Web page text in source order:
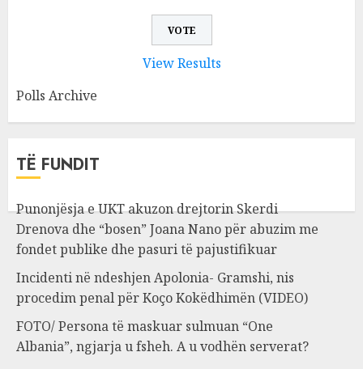
View Results
Polls Archive
TË FUNDIT
Punonjësja e UKT akuzon drejtorin Skerdi
Drenova dhe “bosen” Joana Nano për abuzim me
fondet publike dhe pasuri të pajustifikuar
Incidenti në ndeshjen Apolonia- Gramshi, nis
procedim penal për Koço Kokëdhimën (VIDEO)
FOTO/ Persona të maskuar sulmuan “One
Albania”, ngjarja u fsheh. A u vodhën serverat?